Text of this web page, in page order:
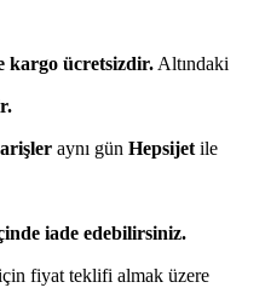
kargo ücretsizdir. Altındaki
aynı gün Hepsijet ile
iade edebilirsiniz.
fiyat teklifi almak üzere